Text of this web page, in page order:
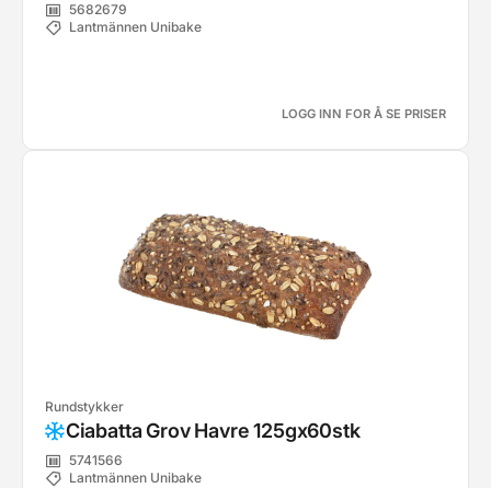
5682679
Lantmännen Unibake
LOGG INN FOR Å SE PRISER
Rundstykker
Ciabatta Grov Havre 125gx60stk
5741566
Lantmännen Unibake